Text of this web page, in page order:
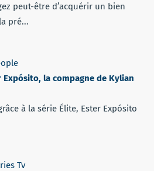
peut-être d’acquérir un bien
pré...
Expósito, la compagne de Kylian
à la série Élite, Ester Expósito
Tv